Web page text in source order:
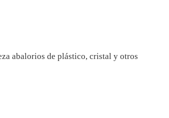
abalorios de plástico, cristal y otros